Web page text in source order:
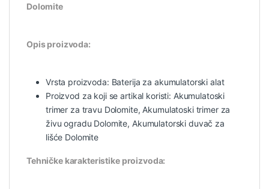
Dolomite
Opis proizvoda:
Vrsta proizvoda: Baterija za akumulatorski alat
Proizvod za koji se artikal koristi: Akumulatoski
trimer za travu Dolomite, Akumulatoski trimer za
živu ogradu Dolomite, Akumulatorski duvač za
lišće Dolomite
Tehničke karakteristike proizvoda: